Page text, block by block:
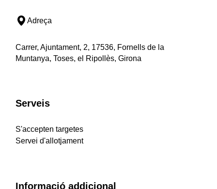
Adreça
Carrer, Ajuntament, 2, 17536, Fornells de la
Muntanya, Toses, el Ripollès, Girona
Serveis
S'accepten targetes
Servei d'allotjament
Informació addicional